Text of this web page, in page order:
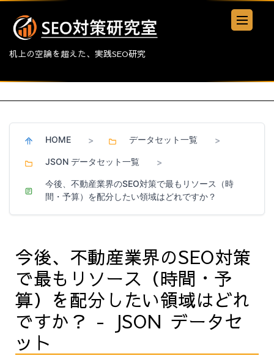
机上の空論を超えた、実践SEO研究
HOME > データセット一覧 >
JSON データセット一覧 >
今後、不動産業界のSEO対策で最もリソース（時
間・予算）を配分したい領域はどれですか？
今後、不動産業界のSEO対策
で最もリソース（時間・予
算）を配分したい領域はどれ
ですか？ - JSON データセ
ット